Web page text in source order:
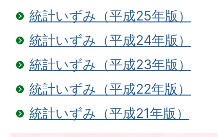
統計いずみ（平成25年版）
統計いずみ（平成24年版）
統計いずみ（平成23年版）
統計いずみ（平成22年版）
統計いずみ（平成21年版）